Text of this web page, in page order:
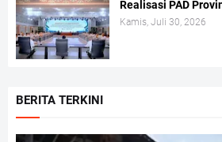
Realisasi PAD
Kamis, Juli 30, 2026
BERITA TERKINI